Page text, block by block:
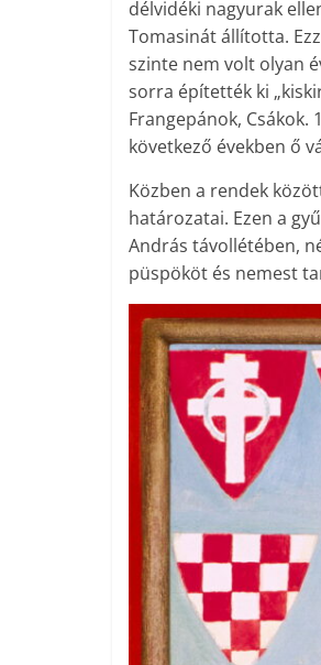
délvidéki nagyurak
Tomasinát állította.
szinte nem volt olyan
sorra építették ki
Frangepánok,
következő években ő
Közben a rendek
határozatai. Ezen a
András távollétében,
püspököt és nemest